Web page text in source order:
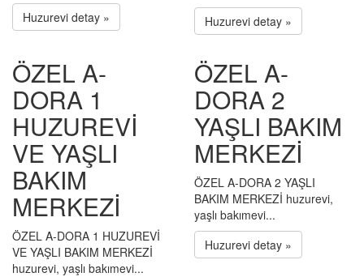
Huzurevi detay »
Huzurevi detay »
ÖZEL A-
DORA 1
HUZUREVİ
VE YAŞLI
BAKIM
MERKEZİ
ÖZEL A-DORA 1 HUZUREVİ
VE YAŞLI BAKIM MERKEZİ
huzurevi, yaşlı bakımevi...
ÖZEL A-
DORA 2
YAŞLI BAKIM
MERKEZİ
ÖZEL A-DORA 2 YAŞLI
BAKIM MERKEZİ huzurevi,
yaşlı bakımevi...
Huzurevi detay »